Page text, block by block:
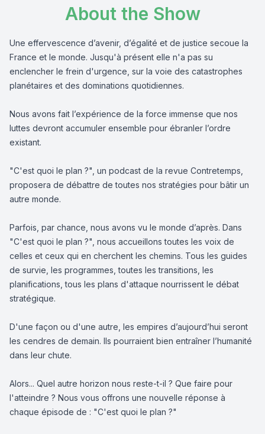
About the Show
Une effervescence d’avenir, d’égalité et de justice secoue la
France et le monde. Jusqu'à présent elle n'a pas su
enclencher le frein d'urgence, sur la voie des catastrophes
planétaires et des dominations quotidiennes.
Nous avons fait l’expérience de la force immense que nos
luttes devront accumuler ensemble pour ébranler l’ordre
existant.
"C'est quoi le plan ?", un podcast de la revue Contretemps,
proposera de débattre de toutes nos stratégies pour bâtir un
autre monde.
Parfois, par chance, nous avons vu le monde d’après. Dans
"C'est quoi le plan ?", nous accueillons toutes les voix de
celles et ceux qui en cherchent les chemins. Tous les guides
de survie, les programmes, toutes les transitions, les
planifications, tous les plans d'attaque nourrissent le débat
stratégique.
D'une façon ou d'une autre, les empires d’aujourd’hui seront
les cendres de demain. Ils pourraient bien entraîner l’humanité
dans leur chute.
Alors... Quel autre horizon nous reste-t-il ? Que faire pour
l'atteindre ? Nous vous offrons une nouvelle réponse à
chaque épisode de : "C'est quoi le plan ?"